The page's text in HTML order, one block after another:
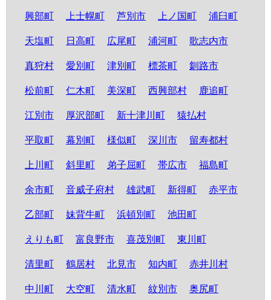
興部町 上士幌町 芦別市 上ノ国町 浦臼町
天塩町 日高町 広尾町 浦河町 歌志内市
真狩村 愛別町 津別町 標茶町 釧路市
松前町 仁木町 美深町 西興部村 鹿追町
江別市 厚沢部町 新十津川町 猿払村
平取町 幕別町 様似町 深川市 留寿都村
上川町 斜里町 弟子屈町 帯広市 福島町
余市町 音威子府村 雄武町 新得町 赤平市
乙部町 妹背牛町 浜頓別町 池田町
えりも町 富良野市 喜茂別町 東川町
清里町 鶴居村 北見市 知内町 赤井川村
中川町 大空町 清水町 紋別市 奥尻町